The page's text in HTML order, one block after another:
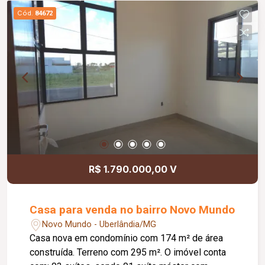
no estado atual: R$ 550.000,00; Valor após
reforma externa: R$ 660.000,00; Aceita permuta
por imóvel de até R$ 250.000,00.
Cód. 84672
R$ 1.790.000,00 V
Casa para venda no bairro Novo Mundo
Novo Mundo - Uberlândia/MG
Casa nova em condomínio com 174 m² de área
construída. Terreno com 295 m². O imóvel conta